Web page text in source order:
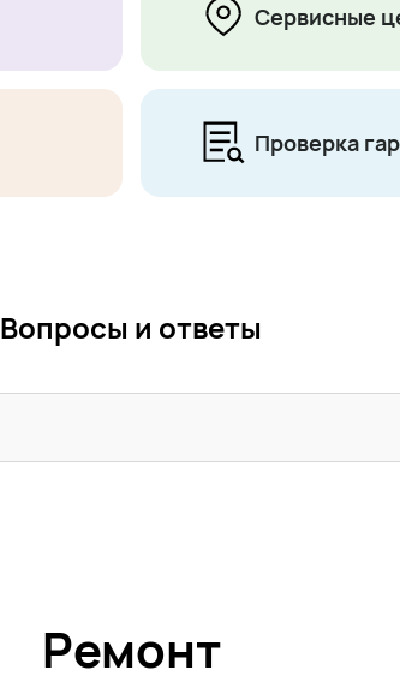
Сервисные
Проверка
Вопросы и ответы
Ремонт